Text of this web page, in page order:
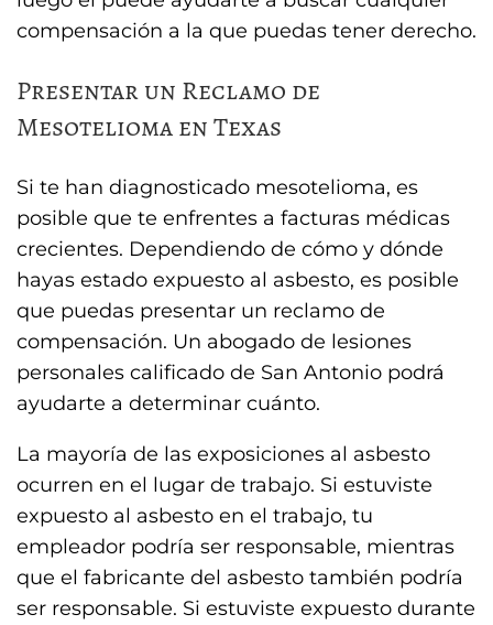
compensación a la que puedas tener derecho.
Presentar un Reclamo de
Mesotelioma en Texas
Si te han diagnosticado mesotelioma, es
posible que te enfrentes a facturas médicas
crecientes. Dependiendo de cómo y dónde
hayas estado expuesto al asbesto, es posible
que puedas presentar un reclamo de
compensación. Un abogado de lesiones
personales calificado de San Antonio podrá
ayudarte a determinar cuánto.
La mayoría de las exposiciones al asbesto
ocurren en el lugar de trabajo. Si estuviste
expuesto al asbesto en el trabajo, tu
empleador podría ser responsable, mientras
que el fabricante del asbesto también podría
ser responsable. Si estuviste expuesto durante